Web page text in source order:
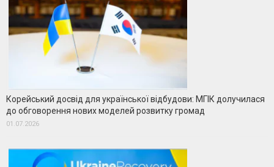
Корейський досвід для української відбудови: МГІК долучилася
до обговорення нових моделей розвитку громад
01.07.2026